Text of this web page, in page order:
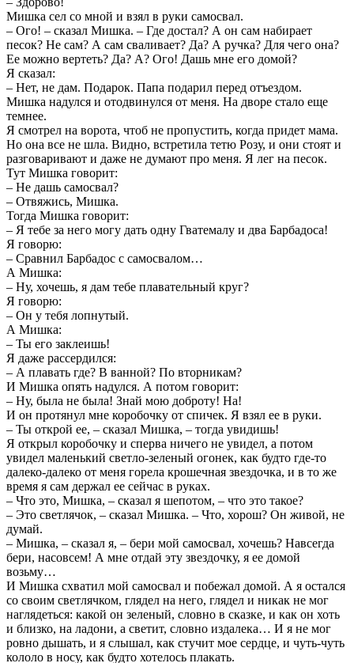
Мишка сел со мной и взял в руки самосвал.
– Ого! – сказал Мишка. – Где достал? А он сам набирает
песок? Не сам? А сам сваливает? Да? А ручка? Для чего она?
Ее можно вертеть? Да? А? Ого! Дашь мне его домой?
Я сказал:
– Нет, не дам. Подарок. Папа подарил перед отъездом.
Мишка надулся и отодвинулся от меня. На дворе стало еще
темнее.
Я смотрел на ворота, чтоб не пропустить, когда придет мама.
Но она все не шла. Видно, встретила тетю Розу, и они стоят и
разговаривают и даже не думают про меня. Я лег на песок.
Тут Мишка говорит:
– Не дашь самосвал?
– Отвяжись, Мишка.
Тогда Мишка говорит:
– Я тебе за него могу дать одну Гватемалу и два Барбадоса!
Я говорю:
– Сравнил Барбадос с самосвалом…
А Мишка:
– Ну, хочешь, я дам тебе плавательный круг?
Я говорю:
– Он у тебя лопнутый.
А Мишка:
– Ты его заклеишь!
Я даже рассердился:
– А плавать где? В ванной? По вторникам?
И Мишка опять надулся. А потом говорит:
– Ну, была не была! Знай мою доброту! На!
И он протянул мне коробочку от спичек. Я взял ее в руки.
– Ты открой ее, – сказал Мишка, – тогда увидишь!
Я открыл коробочку и сперва ничего не увидел, а потом
увидел маленький светло-зеленый огонек, как будто где-то
далеко-далеко от меня горела крошечная звездочка, и в то же
время я сам держал ее сейчас в руках.
– Что это, Мишка, – сказал я шепотом, – что это такое?
– Это светлячок, – сказал Мишка. – Что, хорош? Он живой, не
думай.
– Мишка, – сказал я, – бери мой самосвал, хочешь? Навсегда
бери, насовсем! А мне отдай эту звездочку, я ее домой
возьму…
И Мишка схватил мой самосвал и побежал домой. А я остался
со своим светлячком, глядел на него, глядел и никак не мог
наглядеться: какой он зеленый, словно в сказке, и как он хоть
и близко, на ладони, а светит, словно издалека… И я не мог
ровно дышать, и я слышал, как стучит мое сердце, и чуть-чуть
кололо в носу, как будто хотелось плакать.